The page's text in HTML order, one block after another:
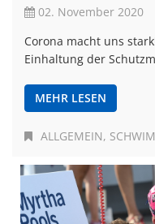
02. November 2020
Corona macht uns
Einhaltung der
MEHR LESEN
ALLGEMEIN